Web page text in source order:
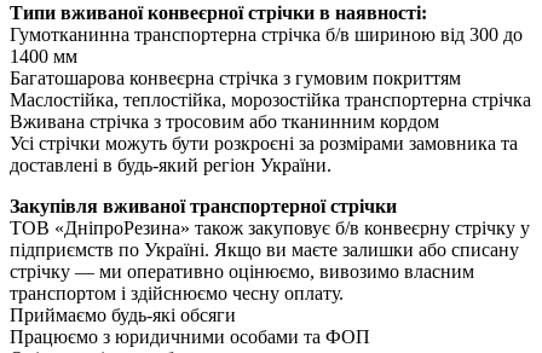
Типи вживаної конвеєрної стрічки в наявності:
Гумотканинна транспортерна стрічка б/в шириною від 300 до
1400 мм
Багатошарова конвеєрна стрічка з гумовим покриттям
Маслостійка, теплостійка, морозостійка транспортерна стрічка
Вживана стрічка з тросовим або тканинним кордом
Усі стрічки можуть бути розкроєні за розмірами замовника та
доставлені в будь-який регіон України.
Закупівля вживаної транспортерної стрічки
ТОВ «ДніпроРезина» також закуповує б/в конвеєрну стрічку у
підприємств по Україні. Якщо ви маєте залишки або списану
стрічку — ми оперативно оцінюємо, вивозимо власним
транспортом і здійснюємо чесну оплату.
Приймаємо будь-які обсяги
Працюємо з юридичними особами та ФОП